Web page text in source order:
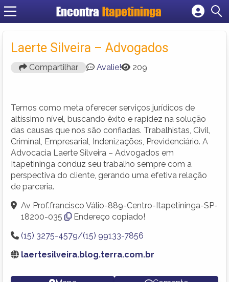
Encontra Itapetininga
Cadastrar empresa
Criar conta
Laerte Silveira – Advogados
Compartilhar Avalie! 209
Temos como meta oferecer serviços jurídicos de
altíssimo nível, buscando êxito e rapidez na solução
das causas que nos são confiadas. Trabalhistas, Civil,
Criminal, Empresarial, Indenizações, Previdenciário. A
Advocacia Laerte Silveira – Advogados em
Itapetininga conduz seu trabalho sempre com a
perspectiva do cliente, gerando uma efetiva relação
de parceria.
Av Prof.francisco Válio-889-Centro-Itapetininga-SP-
18200-035
Endereço copiado!
(15) 3275-4579/(15) 99133-7856
laertesilveira.blog.terra.com.br